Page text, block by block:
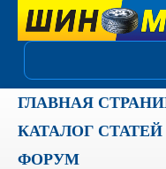
ГЛАВНАЯ
КАТАЛОГ СТАТЕЙ
ФОРУМ